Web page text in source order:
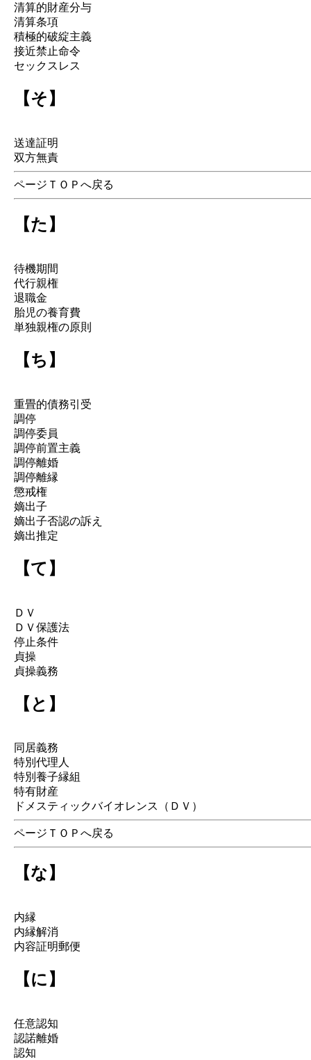
清算的財産分与
清算条項
積極的破綻主義
接近禁止命令
セックスレス
【そ】
送達証明
双方無責
ページＴＯＰへ戻る
【た】
待機期間
代行親権
退職金
胎児の養育費
単独親権の原則
【ち】
重畳的債務引受
調停
調停委員
調停前置主義
調停離婚
調停離縁
懲戒権
嫡出子
嫡出子否認の訴え
嫡出推定
【て】
ＤＶ
ＤＶ保護法
停止条件
貞操
貞操義務
【と】
同居義務
特別代理人
特別養子縁組
特有財産
ドメスティックバイオレンス（ＤＶ）
ページＴＯＰへ戻る
【な】
内縁
内縁解消
内容証明郵便
【に】
任意認知
認諾離婚
認知